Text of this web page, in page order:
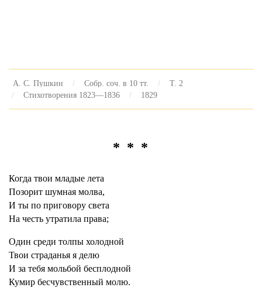
А. С. Пушкин Собр. соч. в 10 тт.
Т. 2
Стихотворения 1823—1836
1829
* * *
Когда твои младые лета
Позорит шумная молва,
И ты по приговору света
На честь утратила права;
Один среди толпы холодной
Твои страданья я делю
И за тебя мольбой бесплодной
Кумир бесчувственный молю.